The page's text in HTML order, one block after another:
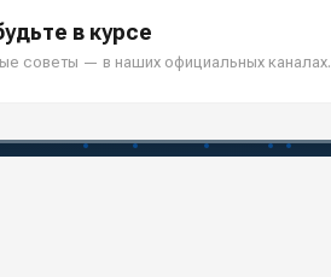
в курсе
советы — в наших официальных каналах.